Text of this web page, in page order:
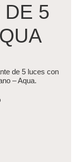
DE 5
de 5 luces con
– Aqua.